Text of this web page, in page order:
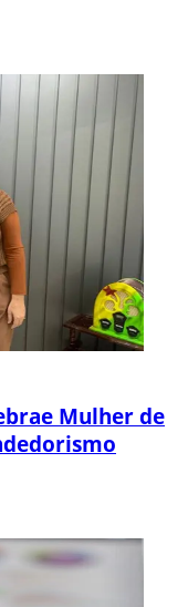
Mulher de